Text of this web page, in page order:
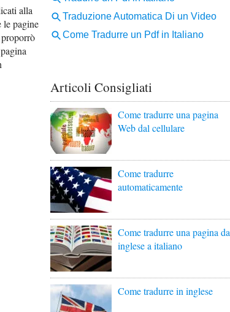
alla
le pagine
Articoli Consigliati
Come tradurre una pagina
Web dal cellulare
Come tradurre
automaticamente
Come tradurre una pagina da
inglese a italiano
Come tradurre in inglese